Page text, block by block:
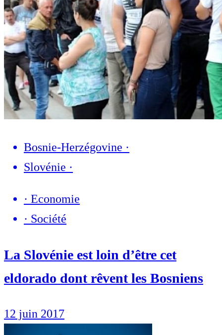
Bosnie-Herzégovine ·
Slovénie ·
· Economie
· Société
La Slovénie est loin d’être cet
eldorado dont rêvent les Bosniens
12 juin 2017